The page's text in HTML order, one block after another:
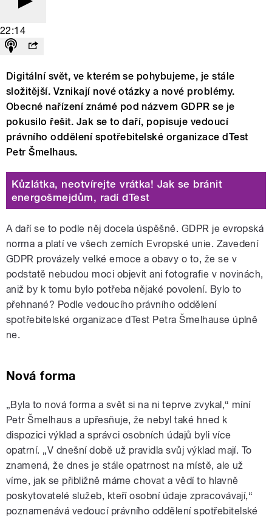
22:14
Digitální svět, ve kterém se pohybujeme, je stále
složitější. Vznikají nové otázky a nové problémy.
Obecné nařízení známé pod názvem GDPR se je
pokusilo řešit. Jak se to daří, popisuje vedoucí
právního oddělení spotřebitelské organizace dTest
Petr Šmelhaus.
Kůzlátka, neotvírejte vrátka! Jak se bránit
energošmejdům, radí dTest
A daří se to podle něj docela úspěšně. GDPR je evropská
norma a platí ve všech zemích Evropské unie. Zavedení
GDPR provázely velké emoce a obavy o to, že se v
podstatě nebudou moci objevit ani fotografie v novinách,
aniž by k tomu bylo potřeba nějaké povolení. Bylo to
přehnané? Podle vedoucího právního oddělení
spotřebitelské organizace dTest Petra Šmelhause úplně
ne.
Nová forma
„Byla to nová forma a svět si na ni teprve zvykal,“ míní
Petr Šmelhaus a upřesňuje, že nebyl také hned k
dispozici výklad a správci osobních údajů byli více
opatrní. „V dnešní době už pravidla svůj výklad mají. To
znamená, že dnes je stále opatrnost na místě, ale už
víme, jak se přibližně máme chovat a vědí to hlavně
poskytovatelé služeb, kteří osobní údaje zpracovávají,“
poznamenává vedoucí právního oddělení spotřebitelské